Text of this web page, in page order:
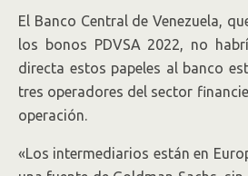
El Banco Central de Venezuela,
los bonos PDVSA 2022, no
directa estos papeles al banco
tres operadores del sector
operación.
«Los intermediarios están en